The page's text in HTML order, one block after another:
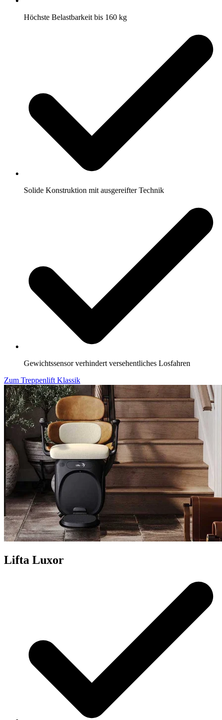
Höchste Belastbarkeit bis 160 kg
Solide Konstruktion mit ausgereifter Technik
Gewichtssensor verhindert versehentliches Losfahren
Zum Treppenlift Klassik
Lifta Luxor